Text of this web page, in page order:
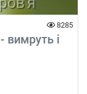
8285
вимруть і